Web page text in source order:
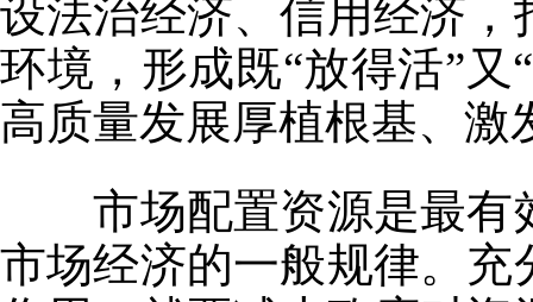
设法治经济、信用经济
环境，形成既“放得活”
高质量发展厚植根基、激
市场配置资源是最有
市场经济的一般规律。